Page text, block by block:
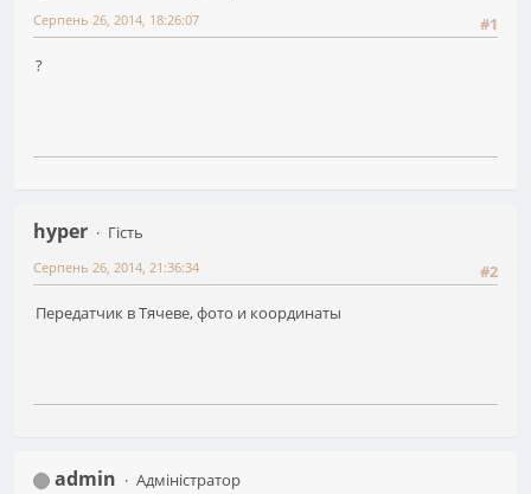
#1
Серпень 26, 2014, 18:26:07
?
hyper
Гість
#2
Серпень 26, 2014, 21:36:34
Передатчик в Тячеве, фото и координаты
admin
Адміністратор